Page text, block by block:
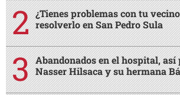
¿Tienes problemas con tu
resolverlo en San Pedro Sula
Abandonados en el hospital, así
Nasser Hilsaca y su hermana